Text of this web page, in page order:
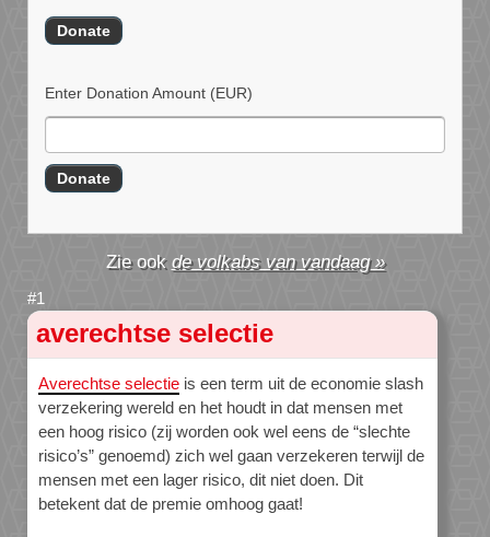
Enter Donation Amount (EUR)
de volkabs van vandaag »
averechtse selectie
Averechtse selectie is een term uit de economie slash
verzekering wereld en het houdt in dat mensen met
een hoog risico (zij worden ook wel eens de “slechte
risico’s” genoemd) zich wel gaan verzekeren terwijl de
mensen met een lager risico, dit niet doen. Dit
betekent dat de premie omhoog gaat!